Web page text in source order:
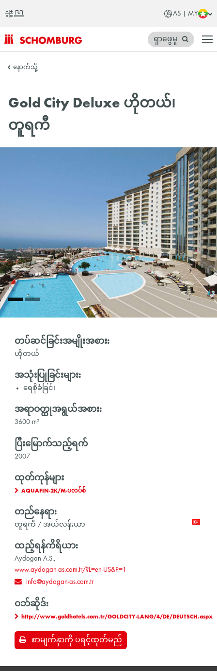
AS | MY
SCHOMBURG
ရှ
တိုက်
ရှာဖွေမှု
နောက်သို့
Gold City Deluxe ဟိုတယ်၊
တူရကီ
တပ်ဆင်ခြင်းအမျိုးအစား:
ဟိုတယ်
အသုံးပြုခြင်းများ:
ရေစိုခံခြင်း
အရာဝတ္ထုအရွယ်အစား:
3600 m²
ပြီးမြောက်သည့်ရက်
2007
ထုတ်ကုန်များ
AQUAFIN-2K/M-ပလပ်စ်
တည်နေရာ:
တူရကီ / အယ်လန်းယာ
ထည့်ရန်ကိရိယာ:
Aydogan A.S.,
www.aydogan-as.com.tr/?L=en-US&P=1
info@aydogan-as.com.tr
ဝဘ်ဆိုဒ်:
http://www.goldhotels.com.tr/GOLDCITY-LANG/4/DE/DEUTSCH.aspx
စာမျက်နှာကို ပရင့်ထုတ်မည်